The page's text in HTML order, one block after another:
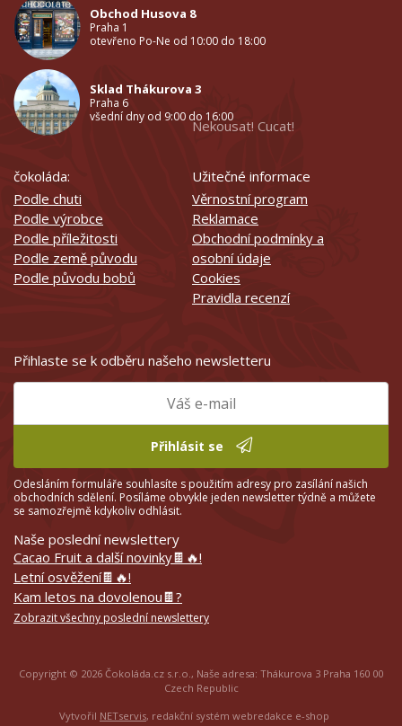
Obchod Husova 8
Praha 1
otevřeno Po-Ne od 10:00 do 18:00
Sklad Thákurova 3
Praha 6
všední dny od 9:00 do 16:00
čokoláda:
Podle chuti
Podle výrobce
Podle příležitosti
Podle země původu
Podle původu bobů
Nekousat! Cucat!
Užitečné informace
Věrnostní program
Reklamace
Obchodní podmínky a
osobní údaje
Cookies
Pravidla recenzí
Přihlaste se k odběru našeho newsletteru
Přihlásit se
Odesláním formuláře souhlasíte s použitím adresy pro zasílání našich
obchodních sdělení. Posíláme obvykle jeden newsletter týdně a můžete
se samozřejmě kdykoliv odhlásit.
Naše poslední newslettery
Cacao Fruit a další novinky🍫🔥!
Letní osvěžení🍫🔥!
Kam letos na dovolenou🍫?
Zobrazit všechny poslední newslettery
Copyright © 2026 Čokoláda.cz s.r.o., Naše adresa: Thákurova 3 Praha 160 00
Czech Republic
Vytvořil NETservis, redakční systém webredakce e-shop